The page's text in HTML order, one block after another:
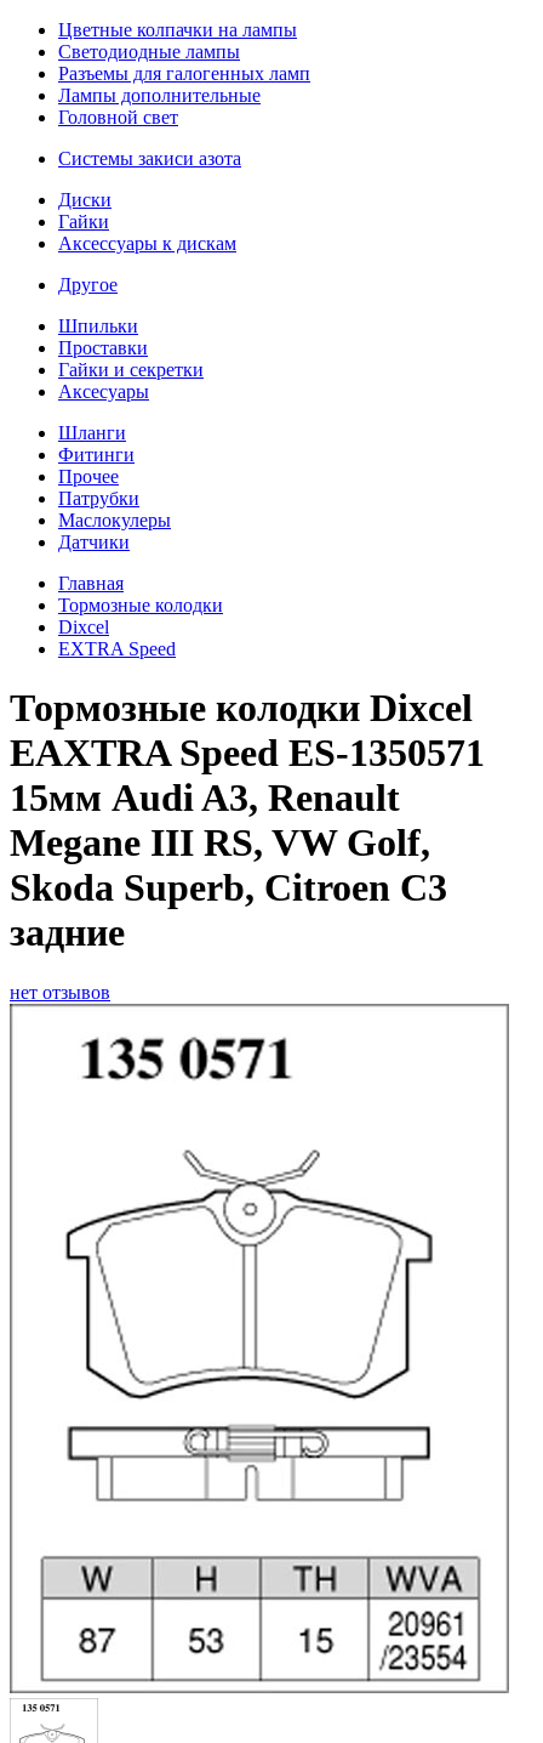
Цветные колпачки на лампы
Светодиодные лампы
Разъемы для галогенных ламп
Лампы дополнительные
Головной свет
Системы закиси азота
Диски
Гайки
Аксессуары к дискам
Другое
Шпильки
Проставки
Гайки и секретки
Аксесуары
Шланги
Фитинги
Прочее
Патрубки
Маслокулеры
Датчики
Главная
Тормозные колодки
Dixcel
EXTRA Speed
Тормозные колодки Dixcel
EAXTRA Speed ES-1350571
15мм Audi A3, Renault
Megane III RS, VW Golf,
Skoda Superb, Citroen C3
задние
нет отзывов